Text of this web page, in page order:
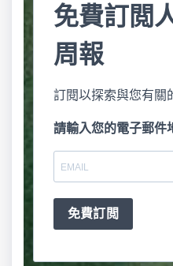
免費訂閲
周報
訂閱以探索與您有關
請輸入您的電子郵件
免費訂閲